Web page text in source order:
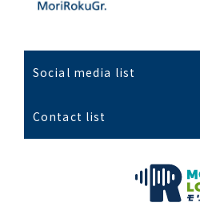
Social media list
Contact list